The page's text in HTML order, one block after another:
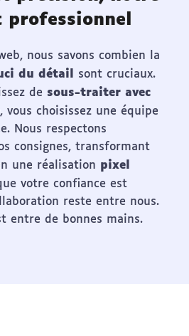
professionnel
nous savons combien la
du détail sont cruciaux.
de sous-traiter avec
, vous choisissez une équipe
Nous respectons
consignes, transformant
une réalisation pixel
votre confiance est
reste entre nous.
entre de bonnes mains.